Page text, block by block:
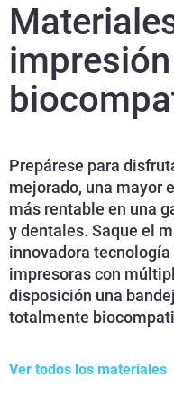
Prepárese para
mejorado, una mayor
más rentable en una
y dentales. Saque el
innovadora
impresoras con
disposición una
totalmente
Ver todos los materiales